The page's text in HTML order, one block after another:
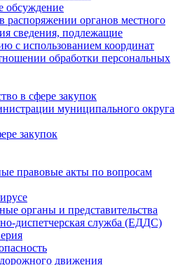
обсуждение
распоряжении органов местного
сведения, подлежащие
с использованием координат
обработки персональных
в сфере закупок
муниципального округа
закупок
правовые акты по вопросам
органы и представительства
диспетчерская служба (ЕДДС)
движения